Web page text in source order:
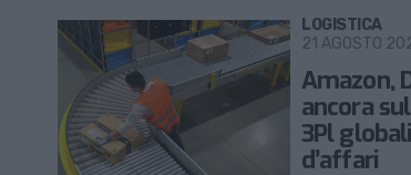
Amazon,
ancora
3Pl
d’affari
LOGISTICA
21 AGOSTO